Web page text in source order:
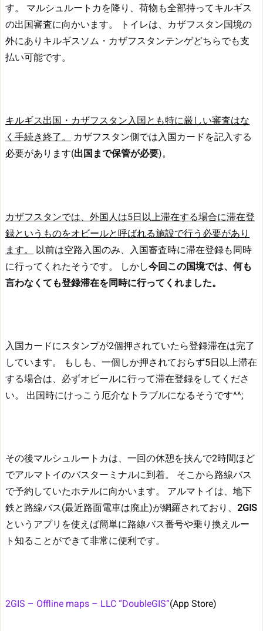
す。
マルシュルートカを降り、荷物も全部持ってキルギス
の出国審査に向かいます。
トイレは、カザフスタン国境の
外にありキルギスソム・カザフスタンテンゲどちらでも支
払い可能です。
キルギス出国・カザフスタン入国とも特に厳しい審査はな
く手続き終了。
カザフスタン側では入国カードを記入する
必要があります(出国まで保管が必要)。
カザフスタンでは、外国人は5日以上滞在する場合に滞在登
録というものをオビールと呼ばれる施設で行う必要があり
ます。
以前は空路入国のみ、入国審査時に滞在登録も同時
に行ってくれたそうです。
しかし今回この国境では、何も
言わなくても登録滞在を同時に行ってくれました。
入国カードにスタンプが2個押されていたら登録滞在は完了
しています。
もしも、一個しか押されておらず5日以上滞在
する場合は、必ずオビールに行って滞在登録をしてくださ
い。
出国時にけっこう厄介なトラブルになるそうです^^;
その後マルシュルートカは、一回の休憩を挟んで2時間ほど
でアルマトイのバスターミナルに到着。
そこから路線バス
で予約していたホテルに向かいます。
アルマトイは、地下
鉄と路線バス(最近路面電車は廃止)が網羅されており、 2GIS
というアプリを使えば簡単に路線バス番号や乗り換えルー
ト知ることができて非常に便利です。
2GIS – Offline maps – LLC “DoubleGIS”(App Store)